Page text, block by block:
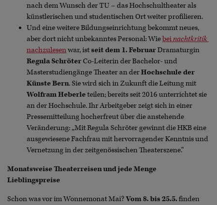
nach dem Wunsch der TU – das Hochschultheater als
künstlerischen und studentischen Ort weiter profilieren.
Und eine weitere Bildungseinrichtung bekommt neues,
aber dort nicht unbekanntes Personal: Wiebeinachtkritik
nachzulesenwar, istseit dem 1. FebruarDramaturgin
Regula SchröterCo-Leiterin der Bachelor- und
Masterstudiengänge Theater an derHochschule der
Künste Bern. Sie wird sich in Zukunft die Leitung mit
Wolfram Heberleteilen; bereits seit 2016 unterrichtet sie
an der Hochschule. Ihr Arbeitgeber zeigt sich in einer
Pressemitteilung hocherfreut über die anstehende
Veränderung: „Mit Regula Schröter gewinnt die HKB eine
ausgewiesene Fachfrau mit hervorragender Kenntnis und
Vernetzung in der zeitgenössischen Theaterszene.“
Monatsweise Theaterreisen und jede Menge
Lieblingspreise
Schon was vor im Wonnemonat Mai?Vom 8. bis 25.5.finden